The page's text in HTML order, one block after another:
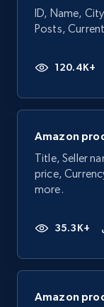
ID, Name,
Posts,
120.4K+
Amazon
Title, Seller
price,
more.
35.3K+
Amazon